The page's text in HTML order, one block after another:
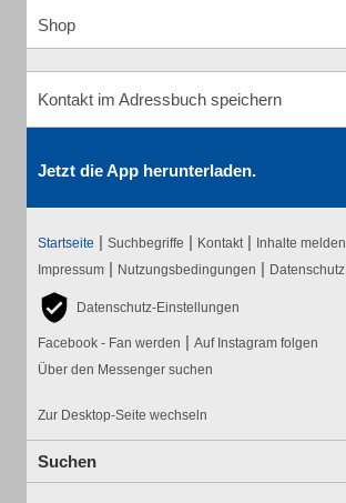
Shop
Kontakt im Adressbuch speichern
Jetzt die App herunterladen.
Startseite | Suchbegriffe | Kontakt | Inhalte melden
Impressum | Nutzungsbedingungen | Datenschutz
Datenschutz-Einstellungen
Facebook - Fan werden | Auf Instagram folgen
Über den Messenger suchen
Zur Desktop-Seite wechseln
Suchen